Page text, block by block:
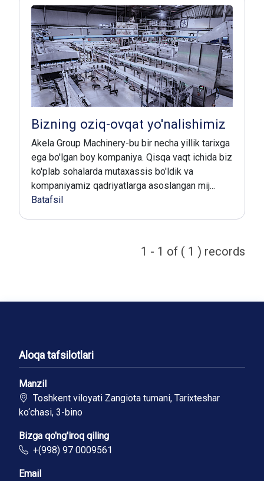
Bizning oziq-ovqat yo'nalishimiz
Akela Group Machinery-bu bir necha yillik tarixga
ega bo'lgan boy kompaniya. Qisqa vaqt ichida biz
ko'plab sohalarda mutaxassis bo'ldik va
kompaniyamiz qadriyatlarga asoslangan mij...
Batafsil
1 - 1 of ( 1 ) records
Aloqa tafsilotlari
Manzil
Toshkent viloyati Zangiota tumani, Tarixteshar
ko‘chasi, 3-bino
Bizga qo'ng'iroq qiling
+(998) 97 0009561
Email